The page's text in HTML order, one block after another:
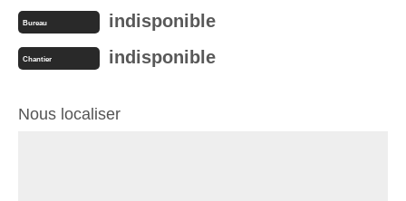
Bureau indisponible
Chantier indisponible
Nous localiser